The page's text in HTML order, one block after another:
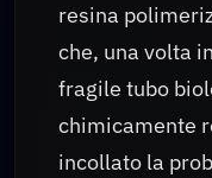
resina
che, una volta
fragile tubo
chimicamente
incollato la